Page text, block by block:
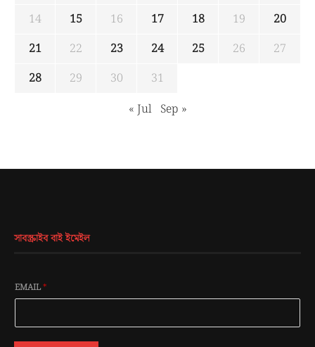
14
15 16 17 18 19
20
21
22 23 24 25 26
27
28
29 30
31
« Jul Sep »
সাবস্ক্রাইব বাই ইমেইল
EMAIL*